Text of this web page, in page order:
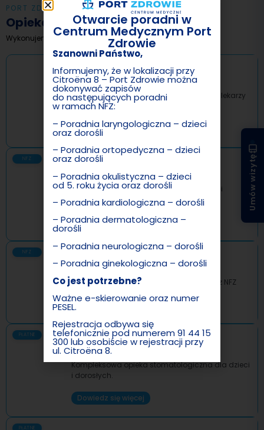
Umów wizytę
PORT ZDROWIE
Opieka medyczna
Wykonujemy usługi specjalistyczne obejmujące:
Lekarze Specjaliści
Konsultacje i leczenie u doświadczonych lekarzy
różnych specjalizacji.
Sprawdź
Podstawowa opieka medyczna dla dzieci
i dorosłych w ramach NFZ.
Dowiedz się więcej
NFZ
Poradnie NFZ
Szeroki zakres usług finansowanych przez NFZ
NFZ
Stomatologia
Kompleksowa opieka stomatologiczna dla dzieci
i dorosłych.
Dowiedz się więcej
PŁATNE
PŁATNE
Otwarcie poradni w
Centrum Medycznym Port
Zdrowie
Szanowni Państwo,
Informujemy, że w lokalizacji przy
Citroëna 8 – Port Zdrowie można
dokonywać zapisów
do następujących poradni
w ramach NFZ:
– Poradnia laryngologiczna – dzieci
oraz dorośli
– Poradnia ortopedyczna – dzieci
oraz dorośli
– Poradnia okulistyczna – dzieci
od 5. roku życia oraz dorośli
– Poradnia kardiologiczna – dorośli
– Poradnia dermatologiczna –
dorośli
– Poradnia neurologiczna – dorośli
– Poradnia ginekologiczna – dorośli
Co jest potrzebne?
Ważne e-skierowanie oraz numer
PESEL.
Rejestracja odbywa się
telefonicznie pod numerem91 44 15
300 lub osobiście w rejestracji przy
ul. Citroëna 8.
Zapraszamy do rejestracji.